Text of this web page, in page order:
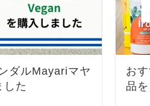
ダルMayariマヤ
した
お
品